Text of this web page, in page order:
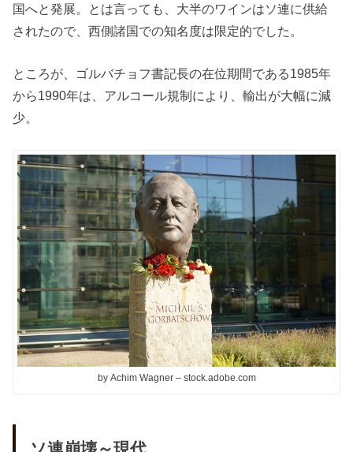
国へと発展。とは言っても、大半のワインはソ連に供給
されたので、西側諸国での知名度は限定的でした。
ところが、ゴルバチョフ書記長の在位期間である1985年
から1990年は、アルコール規制により、輸出が大幅に減
少。
by Achim Wagner – stock.adobe.com